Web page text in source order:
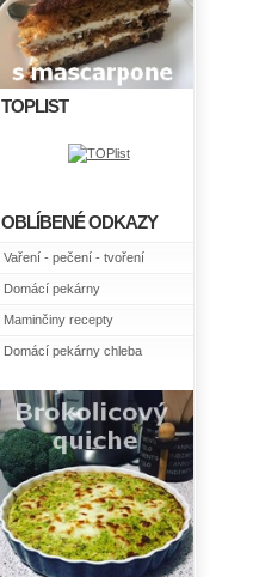
TOPLIST
OBLÍBENÉ ODKAZY
Vaření - pečení - tvoření
Domácí pekárny
Maminčiny recepty
Domácí pekárny chleba